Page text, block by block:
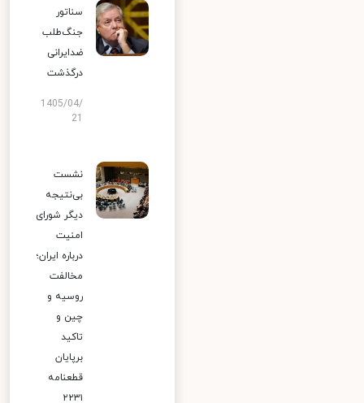
سناتور
جنگ‌طلب
ضدایرانی
درگذشت
1405/04/
نشست
بی‌نتیجه
دیگر شورای
امنیت
درباره ایران؛
مخالفت
روسیه و
چین و
تاکید
برپایان
قطعنامه
۲۲۳۱